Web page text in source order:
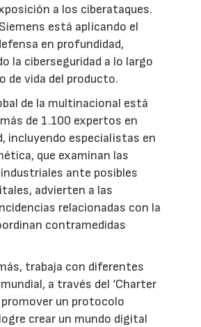
a los ciberataques.
está aplicando el
en profundidad,
la ciberseguridad a lo largo
de vida del producto.
de la multinacional está
de 1.100 expertos en
incluyendo especialistas en
que examinan las
ante posibles
advierten a las
relacionadas con la
contramedidas
trabaja con diferentes
a través del ‘Charter
promover un protocolo
crear un mundo digital